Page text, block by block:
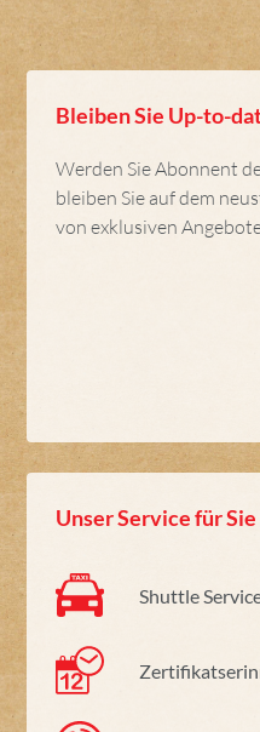
Bleiben Sie Up-to-
Werden Sie Abonnent
bleiben Sie auf dem
von exklusiven
Unser Service für Sie
Shuttle